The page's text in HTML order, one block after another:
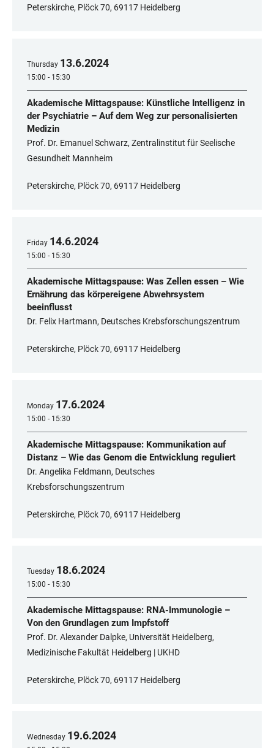
Peterskirche, Plöck 70, 69117 Heidelberg
Thursday 13.6.2024
15:00 - 15:30
Akademische Mittagspause: Künstliche Intelligenz in
der Psychiatrie – Auf dem Weg zur personalisierten
Medizin
Prof. Dr. Emanuel Schwarz, Zentralinstitut für Seelische
Gesundheit Mannheim
Peterskirche, Plöck 70, 69117 Heidelberg
Friday 14.6.2024
15:00 - 15:30
Akademische Mittagspause: Was Zellen essen – Wie
Ernährung das körpereigene Abwehrsystem
beeinflusst
Dr. Felix Hartmann, Deutsches Krebsforschungszentrum
Peterskirche, Plöck 70, 69117 Heidelberg
Monday 17.6.2024
15:00 - 15:30
Akademische Mittagspause: Kommunikation auf
Distanz – Wie das Genom die Entwicklung reguliert
Dr. Angelika Feldmann, Deutsches
Krebsforschungszentrum
Peterskirche, Plöck 70, 69117 Heidelberg
Tuesday 18.6.2024
15:00 - 15:30
Akademische Mittagspause: RNA-Immunologie –
Von den Grundlagen zum Impfstoff
Prof. Dr. Alexander Dalpke, Universität Heidelberg,
Medizinische Fakultät Heidelberg | UKHD
Peterskirche, Plöck 70, 69117 Heidelberg
Wednesday 19.6.2024